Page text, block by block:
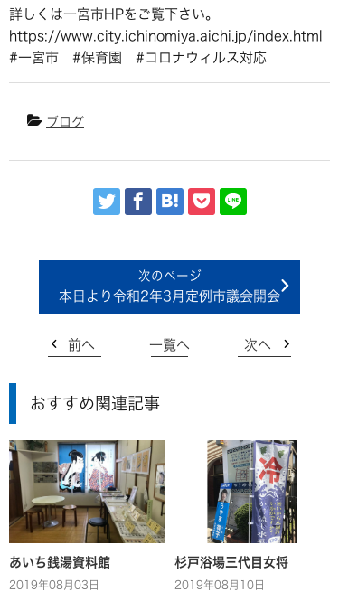
詳しくは一宮市HPをご覧下さい。
https://www.city.ichinomiya.aichi.jp/index.html
#一宮市 #保育園 #コロナウィルス対応
ブログ
本日より令和2年3月定例市議会開会
前へ 一覧へ 次へ
おすすめ関連記事
あいち銭湯資料館
2019年08月03日
杉戸浴場三代目女将
2019年08月10日